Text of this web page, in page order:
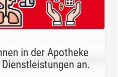
in der Apotheke
an.